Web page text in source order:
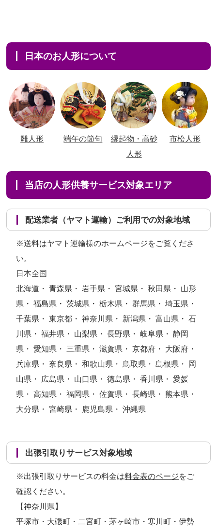
日本のお人形について
雛人形 端午の節句
縁起物・高砂
人形
市松人形
当店の人形供養サービス対象エリア
配送業者（ヤマト運輸）ご利用での対象地域
※送料はヤマト運輸様のホームページをご覧くださ
い。
日本全国
北海道・ 青森県・ 岩手県・ 宮城県・ 秋田県・ 山形
県・ 福島県・ 茨城県・ 栃木県・ 群馬県・ 埼玉県・
千葉県・ 東京都・ 神奈川県・ 新潟県・ 富山県・ 石
川県・ 福井県・ 山梨県・ 長野県・ 岐阜県・ 静岡
県・ 愛知県・ 三重県・ 滋賀県・ 京都府・ 大阪府・
兵庫県・ 奈良県・ 和歌山県・ 鳥取県・ 島根県・ 岡
山県・ 広島県・ 山口県・ 徳島県・ 香川県・ 愛媛
県・ 高知県・ 福岡県・ 佐賀県・ 長崎県・ 熊本県・
大分県・ 宮崎県・ 鹿児島県・ 沖縄県
出張引取りサービス対象地域
※出張引取りサービスの料金は料金表のページをご
確認ください。
【神奈川県】
平塚市・大磯町・二宮町・茅ヶ崎市・寒川町・伊勢